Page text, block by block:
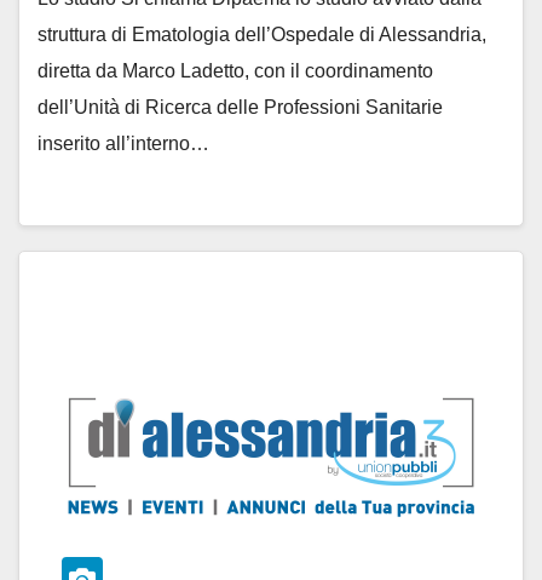
struttura di Ematologia dell’Ospedale di Alessandria,
diretta da Marco Ladetto, con il coordinamento
dell’Unità di Ricerca delle Professioni Sanitarie
inserito all’interno…